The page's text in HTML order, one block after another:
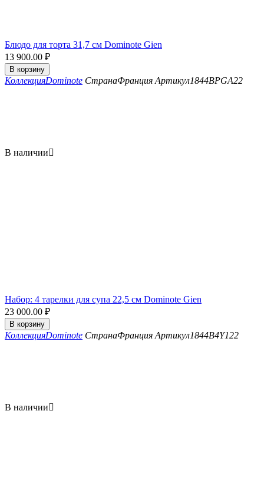
Блюдо для торта 31,7 см Dominote Gien
13 900.00 ₽
В корзину
КоллекцияDominote СтранаФранция Артикул1844BPGA22
В наличии
Набор: 4 тарелки для супа 22,5 см Dominote Gien
23 000.00 ₽
В корзину
КоллекцияDominote СтранаФранция Артикул1844B4Y122
В наличии